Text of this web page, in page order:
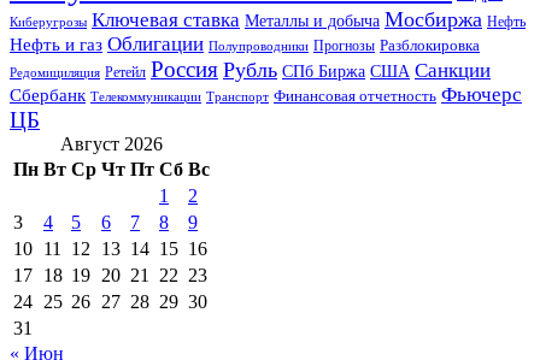
Киберугрозы Ключевая ставка Металлы и добыча Мосбиржа Нефть
Нефть и газ Облигации Полупроводники Прогнозы Разблокировка
Редомициляция Ретейл Россия Рубль СПб Биржа США Санкции
Сбербанк Телекоммуникации Транспорт Финансовая отчетность Фьючерс
ЦБ
Август 2026
Пн Вт Ср Чт Пт Сб Вс
1
2
3
4 5 6 7 8
9
10 11 12 13 14 15 16
17 18 19 20 21 22 23
24 25 26 27 28 29 30
31
« Июн